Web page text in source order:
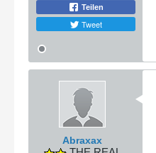
Teilen
Tweet
Abraxax